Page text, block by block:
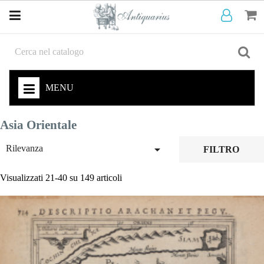
MENU
Asia Orientale
Rilevanza  FILTRO
Visualizzati 21-40 su 149 articoli